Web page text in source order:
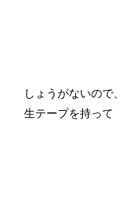
しょうがないので
生テープを持って